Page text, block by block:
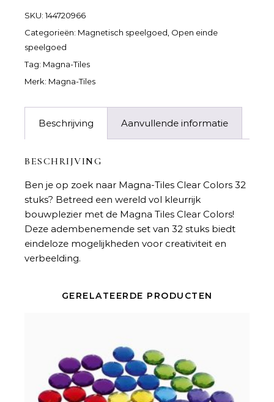
SKU:144720966
Categorieën: Magnetisch speelgoed Open einde
speelgoed
Tag: Magna-Tiles
Merk: Magna-Tiles
Beschrijving Aanvullende informatie
BESCHRIJVING
Ben je op zoek naar Magna-Tiles Clear Colors 32
stuks? Betreed een wereld vol kleurrijk
bouwplezier met de Magna Tiles Clear Colors!
Deze adembenemende set van 32 stuks biedt
eindeloze mogelijkheden voor creativiteit en
verbeelding.
GERELATEERDE PRODUCTEN